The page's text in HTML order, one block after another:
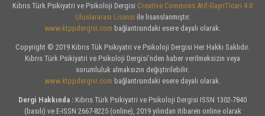
Kıbrıs Türk Psikiyatri ve Psikoloji Dergisi Creative Commons Atıf-GayriTicari 4.0
Uluslararası Lisansı ile lisanslanmıştır.
www.ktppdergisi.com bağlantısındaki esere dayalı olarak.
Copyright © 2019 Kıbrıs Tük Psikiyatri ve Psikoloji Dergisi Her Hakkı Saklıdır.
Kıbrıs Türk Psikiyatri ve Psikoloji Dergisi’nden haber verilmeksizin veya
sorumluluk almaksızın değiştirilebilir.
www.ktppdergisi.com bağlantısındaki esere dayalı olarak.
Dergi Hakkında : Kıbrıs Türk Psikiyatri ve Psikoloji Dergisi ISSN 1302-7840
(basılı) ve E-ISSN 2667-8225 (online), 2019 yılından itibaren online olarak